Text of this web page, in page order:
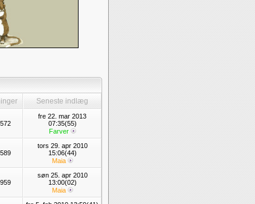
Seneste indlæg
fre 22. mar 2013
07:35(55)
Farver
tors 29. apr 2010
15:06(44)
Maia
søn 25. apr 2010
13:00(02)
Maia